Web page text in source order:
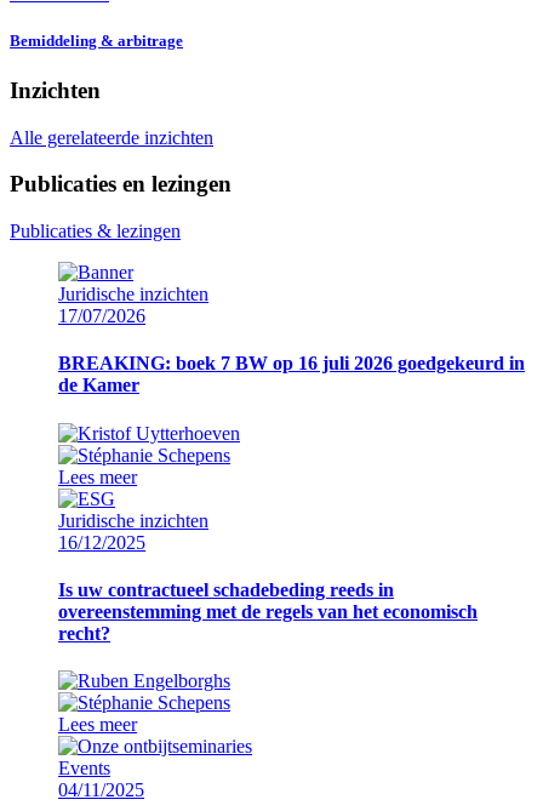
Bemiddeling & arbitrage
Inzichten
Alle gerelateerde inzichten
Publicaties en lezingen
Publicaties & lezingen
Juridische inzichten
17/07/2026
BREAKING: boek 7 BW op 16 juli 2026 goedgekeurd in
de Kamer
Lees meer
Juridische inzichten
16/12/2025
Is uw contractueel schadebeding reeds in
overeenstemming met de regels van het economisch
recht?
Lees meer
Events
04/11/2025